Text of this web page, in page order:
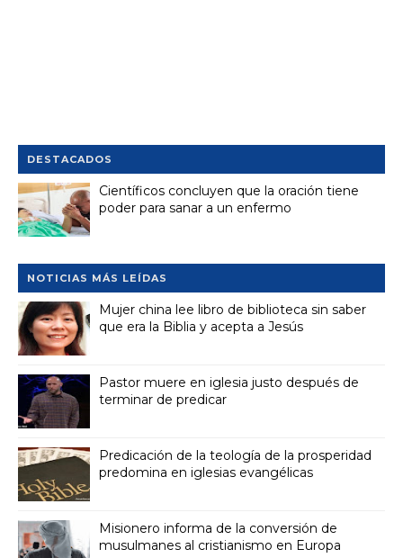
DESTACADOS
Científicos concluyen que la oración tiene
poder para sanar a un enfermo
NOTICIAS MÁS LEÍDAS
Mujer china lee libro de biblioteca sin saber
que era la Biblia y acepta a Jesús
Pastor muere en iglesia justo después de
terminar de predicar
Predicación de la teología de la prosperidad
predomina en iglesias evangélicas
Misionero informa de la conversión de
musulmanes al cristianismo en Europa